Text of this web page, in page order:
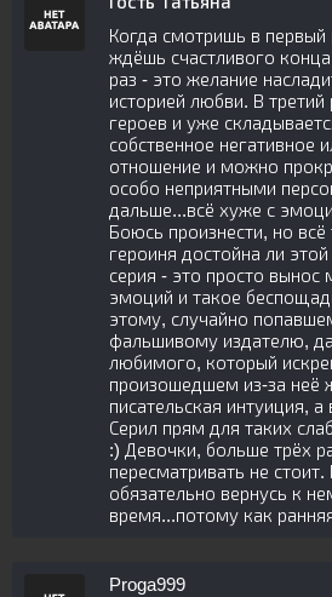
Когда смотришь в первый
ждёшь счастливого
раз - это желание
историей любви. В третий
героев и уже
собственное негативное
отношение и можно
особо неприятными
дальше...всё хуже с
Боюсь произнести, но всё
героиня достойна ли
серия - это просто вынос
эмоций и такое
этому, случайно
фальшивому издателю,
любимого, который
произошедшем из-за неё
писательская интуиция,
Серил прям для таких
:) Девочки, больше трёх
пересматривать не
обязательно вернусь к
время...потому как
Proga999